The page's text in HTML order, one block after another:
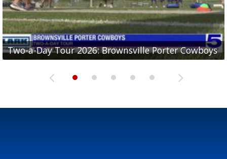
Two-a-Day Tour 2026: Brownsville Porter Cowboys
Two-a-Day Tour 2026: Brownsville Lopez Lobos
Two-a-Day Tour 2026: Mercedes Tigers
Two-a-Day Tour 2026: Progreso Red Ants
Two-a-Day Tour 2026: Donna Redskins